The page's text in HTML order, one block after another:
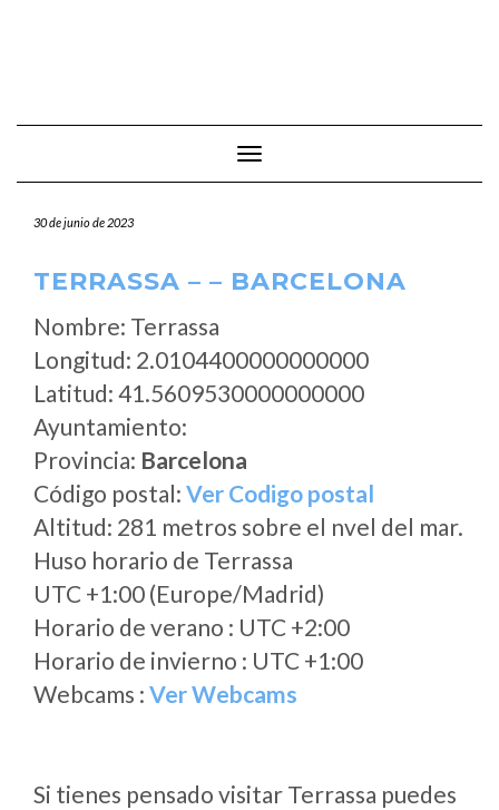
Cambiar modo de navegación
30 de junio de 2023
TERRASSA – – BARCELONA
Nombre: Terrassa
Longitud: 2.0104400000000000
Latitud: 41.5609530000000000
Ayuntamiento:
Provincia: Barcelona
Código postal: Ver Codigo postal
Altitud: 281 metros sobre el nvel del mar.
Huso horario de Terrassa
UTC +1:00 (Europe/Madrid)
Horario de verano : UTC +2:00
Horario de invierno : UTC +1:00
Webcams : Ver Webcams
Si tienes pensado visitar Terrassa puedes